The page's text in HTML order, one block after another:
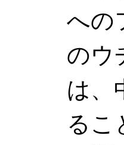
への
のウ
は、
る